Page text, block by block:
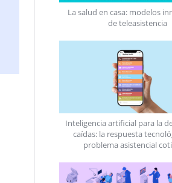
La salud en casa: modelos
de teleasistencia
Inteligencia artificial para la
caídas: la respuesta
problema asistencial